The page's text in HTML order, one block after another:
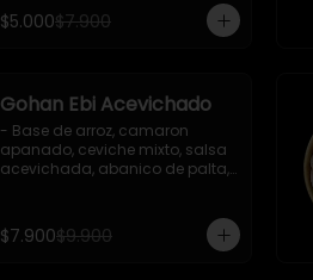
$5.000$7.900
Gohan Ebi Acevichado
- Base de arroz, camaron
apanado, ceviche mixto, salsa
acevichada, abanico de palta,
$7.900$9.900